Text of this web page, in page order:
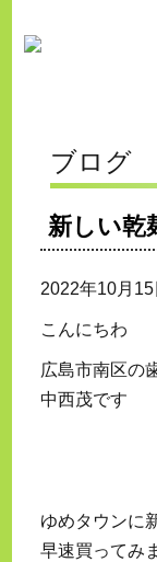
ブログ
新しい乾
2022年10月15
こんにちわ
広島市南区
中西茂です
ゆめタウンに
早速買ってみ